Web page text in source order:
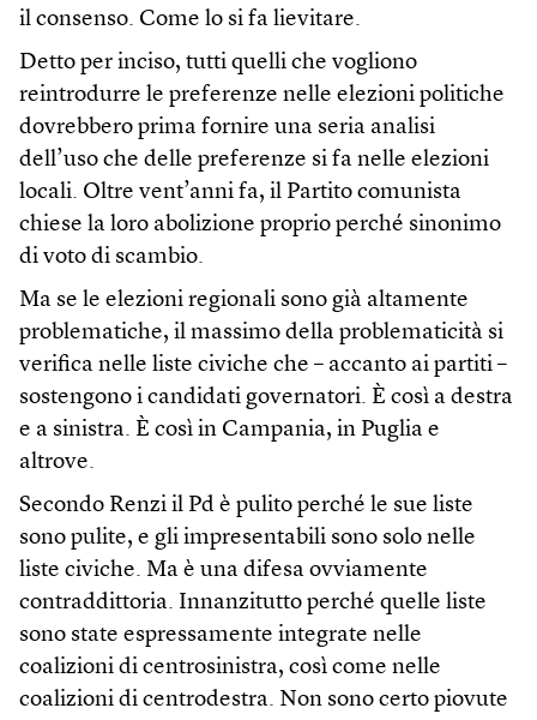
il consenso. Come lo si fa lievitare.
Detto per inciso, tutti quelli che vogliono
reintrodurre le preferenze nelle elezioni politiche
dovrebbero prima fornire una seria analisi
dell’uso che delle preferenze si fa nelle elezioni
locali. Oltre vent’anni fa, il Partito comunista
chiese la loro abolizione proprio perché sinonimo
di voto di scambio.
Ma se le elezioni regionali sono già altamente
problematiche, il massimo della problematicità si
verifica nelle liste civiche che – accanto ai partiti –
sostengono i candidati governatori. È così a destra
e a sinistra. È così in Campania, in Puglia e
altrove.
Secondo Renzi il Pd è pulito perché le sue liste
sono pulite, e gli impresentabili sono solo nelle
liste civiche. Ma è una difesa ovviamente
contraddittoria. Innanzitutto perché quelle liste
sono state espressamente integrate nelle
coalizioni di centrosinistra, così come nelle
coalizioni di centrodestra. Non sono certo piovute